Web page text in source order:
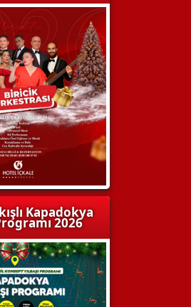
Kapadokya
2026